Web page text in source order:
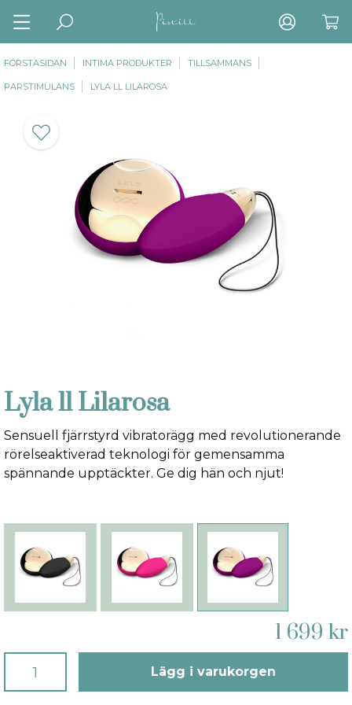
FÖRSTASIDAN INTIMA PRODUKTER TILLSAMMANS
PARSTIMULANS LYLA LL LILAROSA
Lyla ll Lilarosa
Sensuell fjärrstyrd vibratorägg med revolutionerande
rörelseaktiverad teknologi för gemensamma
spännande upptäckter. Ge dig hän och njut!
1 699 kr
Lägg i varukorgen